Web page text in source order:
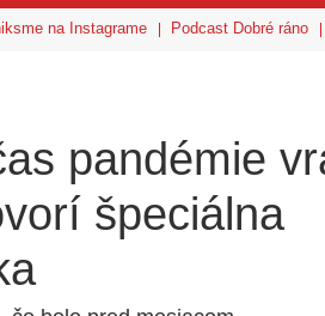
na Instagrame Podcast Dobré ráno
pandémie
špeciálna